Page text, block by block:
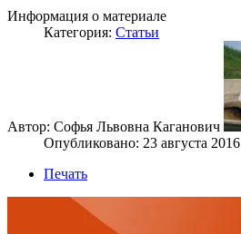
Информация о материале
Категория: Статьи
Автор: Софья Львовна Каганович
Опубликовано: 23 августа 2016
Печать